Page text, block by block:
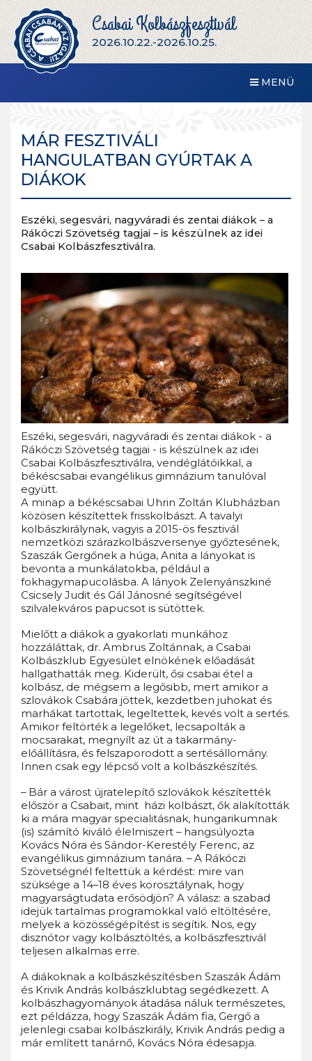
Csabai Kolbászfesztivál
2026.10.22.-2026.10.25.
MENÜ
MÁR FESZTIVÁLI
HANGULATBAN GYÚRTAK A
DIÁKOK
Eszéki, segesvári, nagyváradi és zentai diákok – a
Rákóczi Szövetség tagjai – is készülnek az idei
Csabai Kolbászfesztiválra.
Eszéki, segesvári, nagyváradi és zentai diákok - a
Rákóczi Szövetség tagjai - is készülnek az idei
Csabai Kolbászfesztiválra, vendéglátóikkal, a
békéscsabai evangélikus gimnázium tanulóval
együtt.
A minap a békéscsabai Uhrin Zoltán Klubházban
közösen készítettek frisskolbászt. A tavalyi
kolbászkirálynak, vagyis a 2015-ös fesztivál
nemzetközi szárazkolbászversenye győztesének,
Szaszák Gergőnek a húga, Anita a lányokat is
bevonta a munkálatokba, például a
fokhagymapucolásba. A lányok Zelenyánszkiné
Csicsely Judit és Gál Jánosné segítségével
szilvalekváros papucsot is sütöttek.
Mielőtt a diákok a gyakorlati munkához
hozzáláttak, dr. Ambrus Zoltánnak, a Csabai
Kolbászklub Egyesület elnökének előadását
hallgathatták meg. Kiderült, ősi csabai étel a
kolbász, de mégsem a legősibb, mert amikor a
szlovákok Csabára jöttek, kezdetben juhokat és
marhákat tartottak, legeltettek, kevés volt a sertés.
Amikor feltörték a legelőket, lecsapolták a
mocsarakat, megnyílt az út a takarmány-
előállításra, és felszaporodott a sertésállomány.
Innen csak egy lépcső volt a kolbászkészítés.
– Bár a várost újratelepítő szlovákok készítették
először a Csabait, mint házi kolbászt, ők alakították
ki a mára magyar specialitásnak, hungarikumnak
(is) számító kiváló élelmiszert – hangsúlyozta
Kovács Nóra és Sándor-Kerestély Ferenc, az
evangélikus gimnázium tanára. – A Rákóczi
Szövetségnél feltettük a kérdést: mire van
szüksége a 14–18 éves korosztálynak, hogy
magyarságtudata erősödjön? A válasz: a szabad
idejük tartalmas programokkal való eltöltésére,
melyek a közösségépítést is segítik. Nos, egy
disznótor vagy kolbásztöltés, a kolbászfesztivál
teljesen alkalmas erre.
A diákoknak a kolbászkészítésben Szaszák Ádám
és Krivik András kolbászklubtag segédkezett. A
kolbászhagyományok átadása náluk természetes,
ezt példázza, hogy Szaszák Ádám fia, Gergő a
jelenlegi csabai kolbászkirály, Krivik András pedig a
már említett tanárnő, Kovács Nóra édesapja.